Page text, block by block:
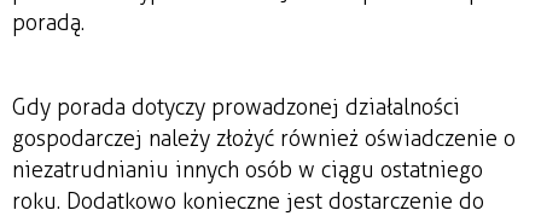
poradą.
Gdy porada dotyczy prowadzonej działalności
gospodarczej należy złożyć również oświadczenie o
niezatrudnianiu innych osób w ciągu ostatniego
roku. Dodatkowo konieczne jest dostarczenie do